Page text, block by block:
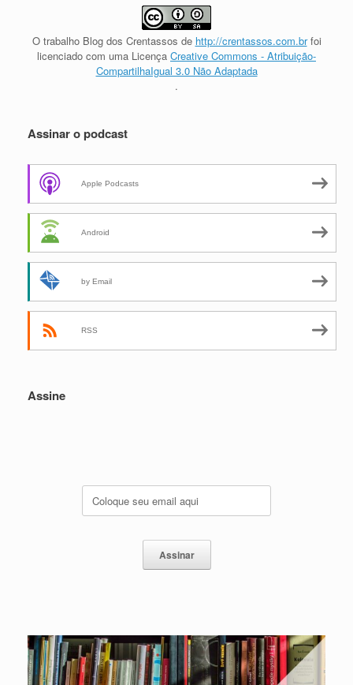
O trabalho Blog dos Crentassos de http://crentassos.com.brfoi
licenciado com uma Licença Creative Commons - Atribuição-
CompartilhaIgual 3.0 Não Adaptada
.
Assinar o podcast
Apple Podcasts
Android
by Email
RSS
Assine